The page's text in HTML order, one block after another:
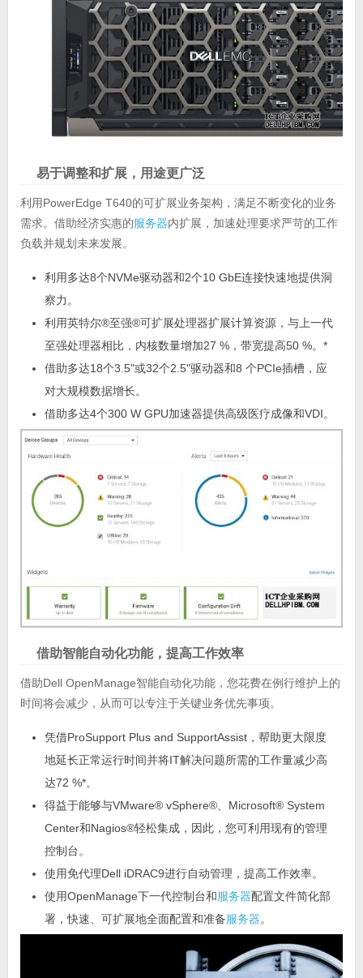
易于调整和扩展，用途更广泛
利用PowerEdge T640的可扩展业务架构，满足不断变化的业务
需求。借助经济实惠的服务器内扩展，加速处理要求严苛的工作
负载并规划未来发展。
利用多达8个NVMe驱动器和2个10 GbE连接快速地提供洞
察力。
利用英特尔®至强®可扩展处理器扩展计算资源，与上一代
至强处理器相比，内核数量增加27 %，带宽提高50 %。*
借助多达18个3.5"或32个2.5"驱动器和8 个PCIe插槽，应
对大规模数据增长。
借助多达4个300 W GPU加速器提供高级医疗成像和VDI。
借助智能自动化功能，提高工作效率
借助Dell OpenManage智能自动化功能，您花费在例行维护上的
时间将会减少，从而可以专注于关键业务优先事项。
凭借ProSupport Plus and SupportAssist，帮助更大限度
地延长正常运行时间并将IT解决问题所需的工作量减少高
达72 %*。
得益于能够与VMware® vSphere®、Microsoft® System
Center和Nagios®轻松集成，因此，您可利用现有的管理
控制台。
使用免代理Dell iDRAC9进行自动管理，提高工作效率。
使用OpenManage下一代控制台和服务器配置文件简化部
署，快速、可扩展地全面配置和准备服务器。